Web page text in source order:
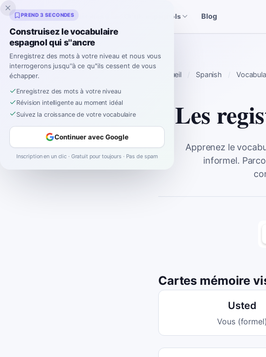
Inklingo Outils espagnols Blog
Accueil Spanish
Les
Apprenez le
informel.
Cartes mémoire
Usted
Vous (formel)
PREND 3 SECONDES
Construisez le vocabulaire
espagnol qui s''ancre
Enregistrez des mots à votre niveau et nous vous
interrogerons jusqu''à ce qu''ils cessent de vous
échapper.
Enregistrez des mots à votre niveau
Révision intelligente au moment idéal
Suivez la croissance de votre vocabulaire
Continuer avec Google
Inscription en un clic · Gratuit pour toujours · Pas de spam